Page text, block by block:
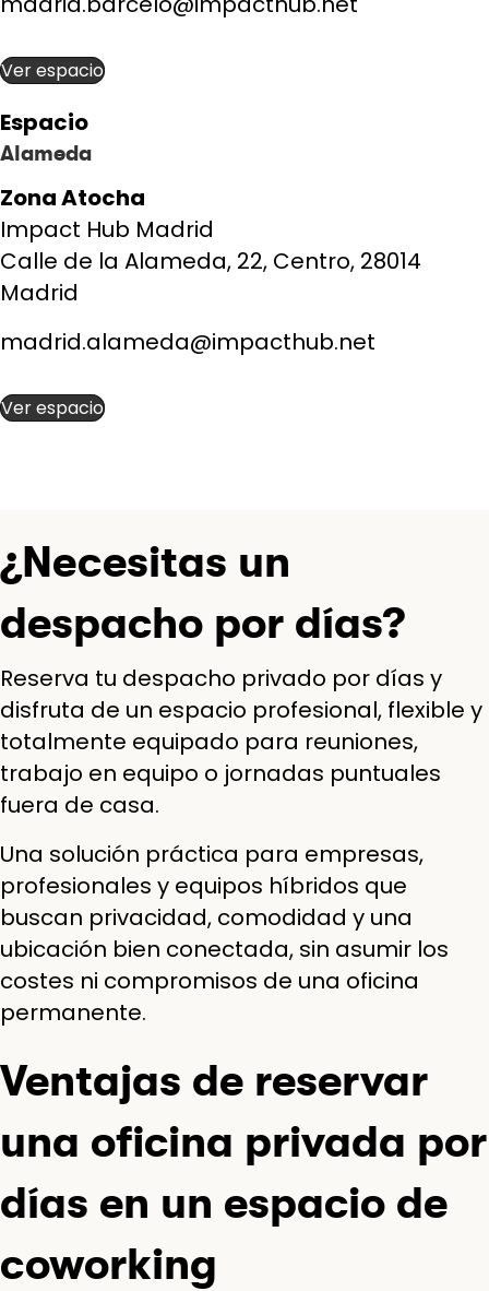
Ver espacio
Espacio
Alameda
Zona Atocha
Impact Hub Madrid
Calle de la Alameda, 22, Centro, 28014
Madrid
madrid.alameda@impacthub.net
Ver espacio
¿Necesitas un
despacho por días?
Reserva tu despacho privado por días y
disfruta de un espacio profesional, flexible y
totalmente equipado para reuniones,
trabajo en equipo o jornadas puntuales
fuera de casa.
Una solución práctica para empresas,
profesionales y equipos híbridos que
buscan privacidad, comodidad y una
ubicación bien conectada, sin asumir los
costes ni compromisos de una oficina
permanente.
Ventajas de reservar
una oficina privada por
días en un espacio de
coworking